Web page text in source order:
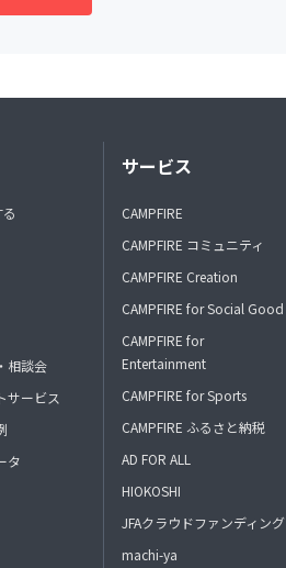
相談会
サービス
タ
サービス
CAMPFIRE
CAMPFIRE コミュニティ
CAMPFIRE Creation
CAMPFIRE for Social Good
CAMPFIRE for
Entertainment
CAMPFIRE for Sports
CAMPFIRE ふるさと納税
AD FOR ALL
HIOKOSHI
JFAクラウドファンディング
machi-ya